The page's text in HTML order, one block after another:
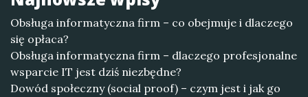
Obsługa informatyczna firm – co obejmuje i dlaczego
się opłaca?
Obsługa informatyczna firm – dlaczego profesjonalne
wsparcie IT jest dziś niezbędne?
Dowód społeczny (social proof) – czym jest i jak go